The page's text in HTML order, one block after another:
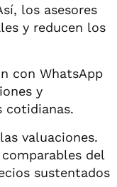
los asesores
y reducen los
con WhatsApp
y
cotidianas.
valuaciones.
del
sustentados